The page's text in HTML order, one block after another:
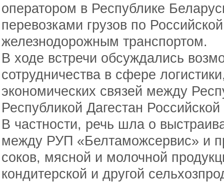
оператором в Республике
перевозками грузов по
железнодорожным транспортом.
В ходе встречи обсуждались
сотрудничества в сфере
экономических связей между
Республикой Дагестан
В частности, речь шла о
между РУП «Белтаможсервис» и
соков, мясной и молочной
кондитерской и другой